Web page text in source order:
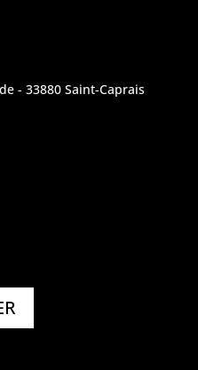
- 33880 Saint-Caprais